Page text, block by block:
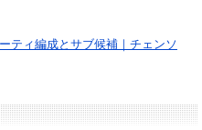
ティ編成とサブ候補｜チェンソ